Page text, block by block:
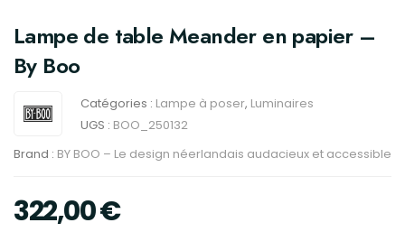
Lampe de table Meander en papier –
By Boo
Catégories : Lampe à poser, Luminaires
UGS : BOO_250132
Brand : BY BOO – Le design néerlandais audacieux et accessible
322,00€